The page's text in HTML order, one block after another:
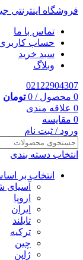
فروشگاه اینترنتی
تماس با ما
حساب
سبد خرید
وبلاگ
02122904307
0 محصول /
0 تومان
0 علاقه مندی
0 مقایسه
ورود / ثبت نام
انتخاب دسته بندی
انتخاب بر
آسیای
اروپا
ایران
تایلند
ترکیه
چین
ژاپن